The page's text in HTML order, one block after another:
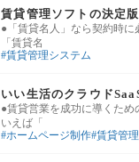
賃貸管理ソフトの決定版
●「賃貸名人」なら契約時に
「賃貸名
賃貸管理システム
いい生活のクラウド
●賃貸営業を成功に導くた
いえば「
ホームページ制作 賃貸管